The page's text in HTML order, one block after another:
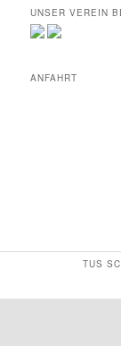
UNSER VEREIN
ANFAHRT
TUS